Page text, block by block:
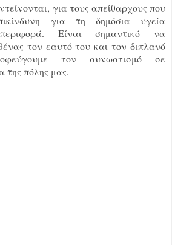
για τους απείθαρχους που
για τη δημόσια υγεία
Είναι σημαντικό να
τον εαυτό του και τον διπλανό
τον συνωστισμό σε
της πόλης μας.